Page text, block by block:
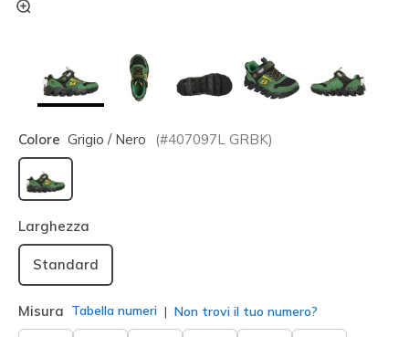
Colore Grigio / Nero (#407097L GRBK)
selezionato
Larghezza
Standard
Misura Tabella numeri Non trovi il tuo numero?